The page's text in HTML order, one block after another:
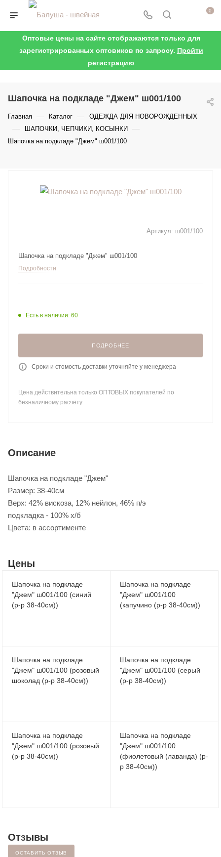
0
Оптовые цены на сайте отображаются только для
зарегистрированных оптовиков по запросу. Пройти
регистрацию
Шапочка на подкладе "Джем" ш001/100
Главная — Каталог — ОДЕЖДА ДЛЯ НОВОРОЖДЕННЫХ
— ШАПОЧКИ, ЧЕПЧИКИ, КОСЫНКИ —
Шапочка на подкладе "Джем" ш001/100
Артикул: ш001/100
Шапочка на подкладе "Джем" ш001/100
Подробности
Есть в наличии: 60
ПОДРОБНЕЕ
Сроки и стомость доставки уточняйте у менеджера
Цена действительна только ОПТОВЫХ покупателей по
безналичному расчёту
Описание
Шапочка на подкладе "Джем"
Размер: 38-40см
Верх: 42% вискоза, 12% нейлон, 46% п/э
подкладка - 100% х/б
Цвета: в ассортименте
Цены
Шапочка на подкладе
"Джем" ш001/100 (синий
(р-р 38-40см))
Шапочка на подкладе
"Джем" ш001/100
(капучино (р-р 38-40см))
Шапочка на подкладе
"Джем" ш001/100 (розовый
шоколад (р-р 38-40см))
Шапочка на подкладе
"Джем" ш001/100 (серый
(р-р 38-40см))
Шапочка на подкладе
"Джем" ш001/100 (розовый
(р-р 38-40см))
Шапочка на подкладе
"Джем" ш001/100
(фиолетовый (лаванда) (р-
р 38-40см))
Отзывы
ОСТАВИТЬ ОТЗЫВ